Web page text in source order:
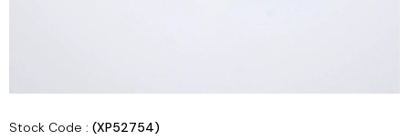
Stock Code
(XP52754)